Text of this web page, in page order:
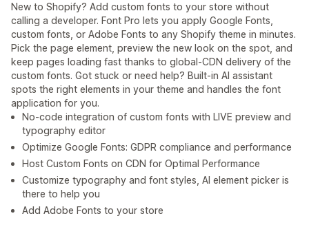
New to Shopify? Add custom fonts to your store without
calling a developer. Font Pro lets you apply Google Fonts,
custom fonts, or Adobe Fonts to any Shopify theme in minutes.
Pick the page element, preview the new look on the spot, and
keep pages loading fast thanks to global-CDN delivery of the
custom fonts. Got stuck or need help? Built-in AI assistant
spots the right elements in your theme and handles the font
application for you.
No-code integration of custom fonts with LIVE preview and
typography editor
Optimize Google Fonts: GDPR compliance and performance
Host Custom Fonts on CDN for Optimal Performance
Customize typography and font styles, AI element picker is
there to help you
Add Adobe Fonts to your store